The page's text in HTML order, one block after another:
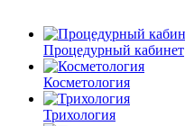
Процедурный кабинет
Косметология
Трихология